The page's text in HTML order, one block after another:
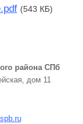
(543 КБ)
района СПб
дом 11